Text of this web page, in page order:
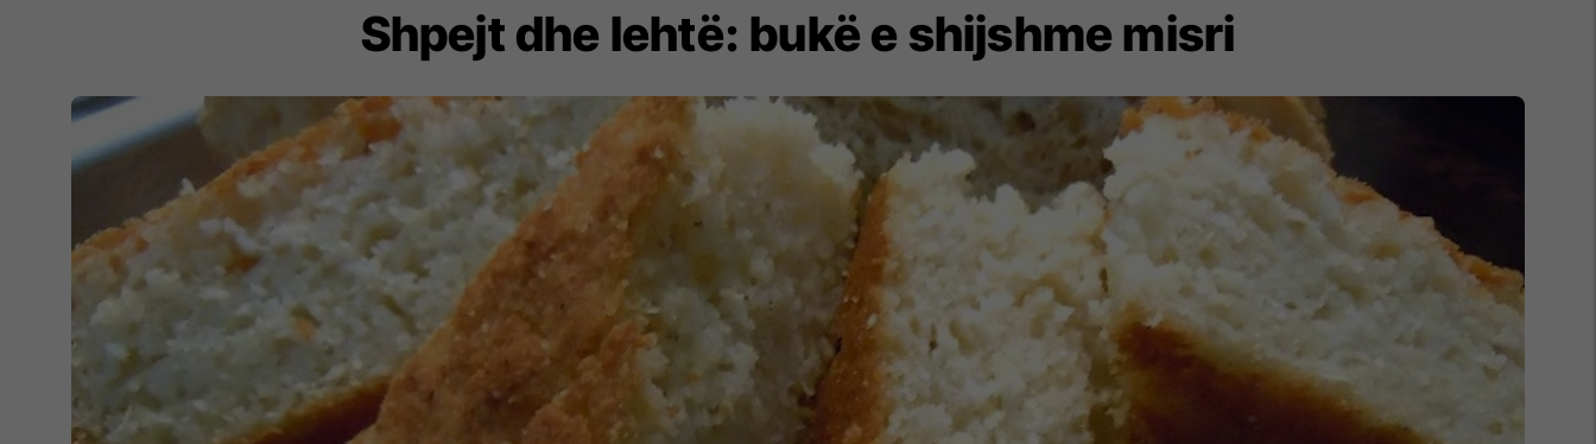
Shpejt dhe lehtë: bukë e shijshme misri